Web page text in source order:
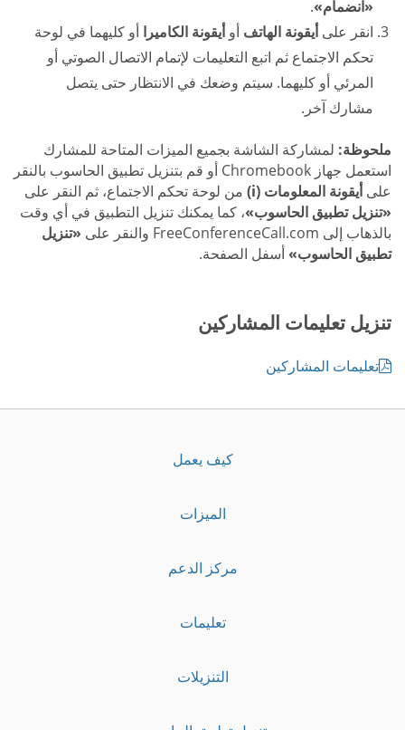
«انضمام».
انقر علىأيقونة الهاتف أوأيقونة الكاميرا أو كليهما في لوحة
تحكم الاجتماع ثم اتبع التعليمات لإتمام الاتصال الصوتي أو
المرئي أو كليهما. سيتم وضعك في الانتظار حتى يتصل
مشارك آخر.
ملحوظة: لمشاركة الشاشة بجميع الميزات المتاحة للمشارك
استعمل جهاز Chromebook أو قم بتنزيل تطبيق الحاسوب بالنقر
علىأيقونة المعلومات (i)
من لوحة تحكم الاجتماع، ثم النقر على
«تنزيل تطبيق الحاسوب»، كما يمكنك تنزيل التطبيق في أي وقت
بالذهاب إلى FreeConferenceCall.com والنقر على
«تنزيل
تطبيق الحاسوب»أسفل الصفحة.
تنزيل تعليمات المشاركين
تعليمات المشاركين
كيف يعمل
الميزات
مركز الدعم
تعليمات
التنزيلات